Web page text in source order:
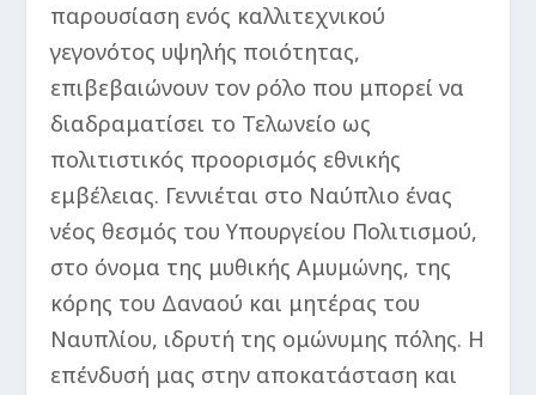
παρουσίαση ενός καλλιτεχνικού
γεγονότος υψηλής ποιότητας,
επιβεβαιώνουν τον ρόλο που μπορεί να
διαδραματίσει το Τελωνείο ως
πολιτιστικός προορισμός εθνικής
εμβέλειας. Γεννιέται στο Ναύπλιο ένας
νέος θεσμός του Υπουργείου Πολιτισμού,
στο όνομα της μυθικής Αμυμώνης, της
κόρης του Δαναού και μητέρας του
Ναυπλίου, ιδρυτή της ομώνυμης πόλης. Η
επένδυσή μας στην αποκατάσταση και